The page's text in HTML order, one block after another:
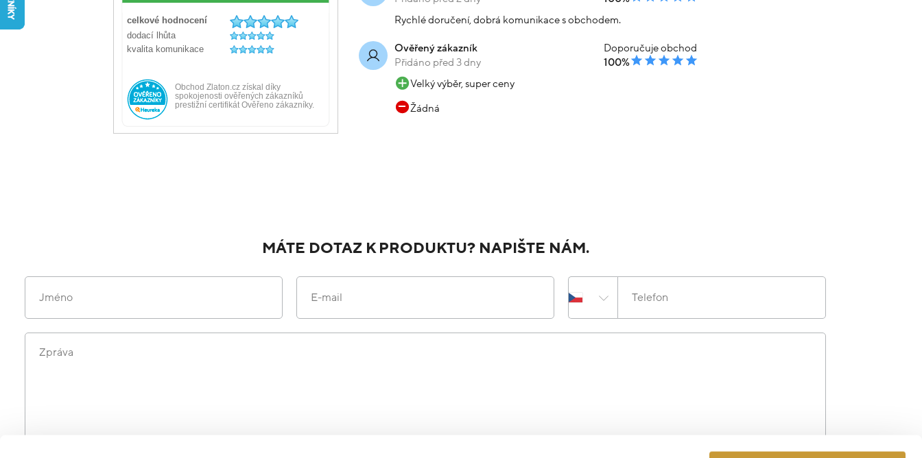
Rychlé doručení, dobrá komunikace s obchodem.
Ověřený zákazník
Přidáno před 3 dny
Doporučuje obchod
100%
Velký výběr, super ceny
Žádná
MÁTE DOTAZ K PRODUKTU? NAPIŠTE NÁM.
Jméno E-mail Telefon
Zpráva